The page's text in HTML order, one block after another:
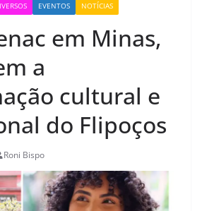
EVENTOS NOTÍCIAS
em Minas,
a
cultural e
do Flipoços
Roni Bispo